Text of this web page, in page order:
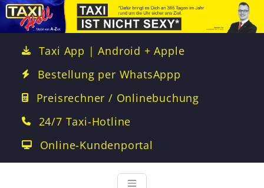
Taxi App | Android + Apple
Bestellung per WhatsAppp
Preisrechner / Onlinebuchung
24/7 Taxi-Hotline
Online-Kundenportal